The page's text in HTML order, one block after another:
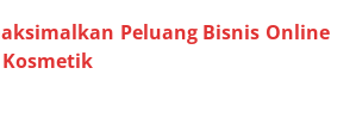
Peluang Bisnis Online